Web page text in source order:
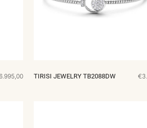
TIRISI JEWELRY TB2088DW